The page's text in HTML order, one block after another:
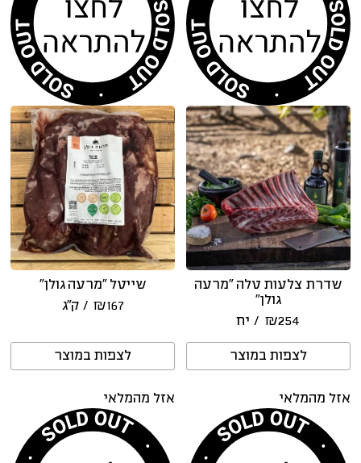
שדרת צלעות טלה “מרעה
גולן”
₪254 / יח
לצפות במוצר
שייטל “מרעה גולן”
₪167 / ק״ג
לצפות במוצר
אזל מהמלאי אזל מהמלאי